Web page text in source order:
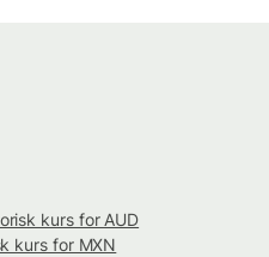
kurs for AUD
kurs for MXN